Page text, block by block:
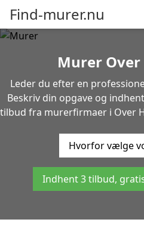
Find-murer.nu
Murer
Leder du efter en
Beskriv din opgave og
tilbud fra murerfirmaer i Over
Hvorfor vælge
Indhent 3 tilbud,